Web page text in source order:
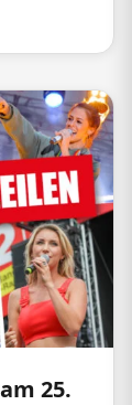
25.